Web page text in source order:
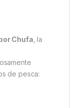
Chufa , la
de pesca: